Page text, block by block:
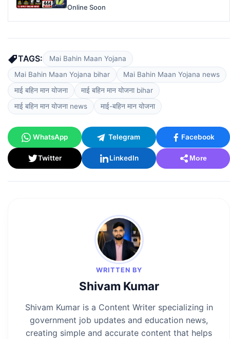
Online Soon
TAGS:
Mai Bahin Maan Yojana
Mai Bahin Maan Yojana bihar
Mai Bahin Maan Yojana news
माई बहिन मान योजना
माई बहिन मान योजना bihar
माई बहिन मान योजना news
माई-बहिन मान योजना
WhatsApp Telegram Facebook
Twitter LinkedIn More
WRITTEN BY
Shivam Kumar
Shivam Kumar is a Content Writer specializing in
government job updates and education news,
creating simple and accurate content that helps